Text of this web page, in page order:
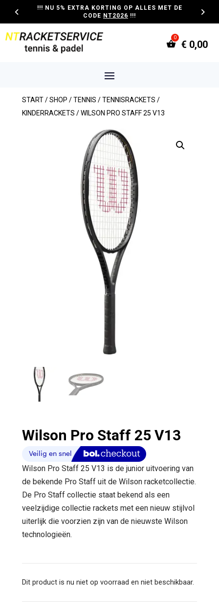
!!! NU 5% EXTRA KORTING OP ALLES MET DE
CODE NT2026 !!!
€ 0,00
START/SHOP /TENNIS /TENNISRACKETS /
KINDERRACKETS / WILSON PRO STAFF 25 V13
Wilson Pro Staff 25 V13
Wilson Pro Staff 25 V13 is de junior uitvoering van
de bekende Pro Staff uit de Wilson racketcollectie.
De Pro Staff collectie staat bekend als een
veelzijdige collectie rackets met een nieuw stijlvol
uiterlijk die voorzien zijn van de nieuwste Wilson
technologieën.
Dit product is nu niet op voorraad en niet beschikbaar.